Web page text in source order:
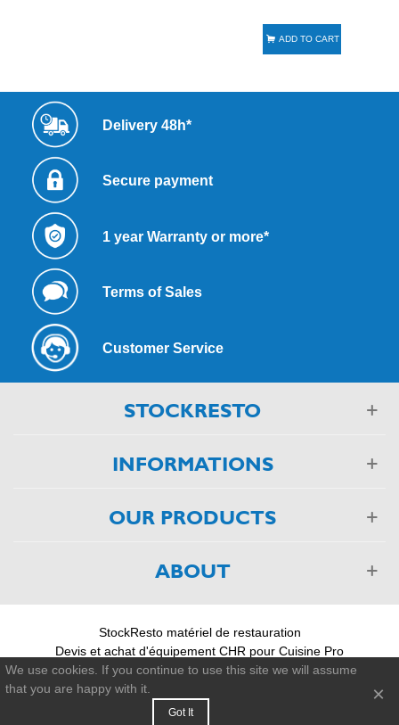
ADD TO CART
Delivery 48h*
Secure payment
1 year Warranty or more*
Terms of Sales
Customer Service
STOCKRESTO
INFORMATIONS
OUR PRODUCTS
ABOUT
StockResto matériel de restauration
Devis et achat d'équipement CHR pour Cuisine Pro
03 88 75 55 55
© 2011-2026 - StockResto +33 388 755 555
We use cookies. If you continue to use this site we will assume
that you are happy with it.
Got It
×